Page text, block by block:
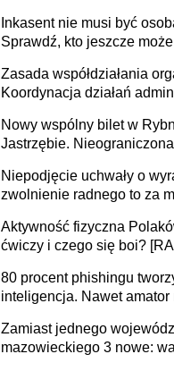
samodzielnie lub z rodziną
Inkasent nie musi być
Sprawdź, kto jeszcze
Zasada współdziałania
Koordynacja działań
Nowy wspólny bilet w
Jastrzębie.
Niepodjęcie uchwały o
zwolnienie radnego to za
rozstrzygać sprawy
Aktywność fizyczna
ćwiczy i czego się boi?
80 procent phishingu
inteligencja. Nawet amator
Zamiast jednego
mazowieckiego 3 nowe: